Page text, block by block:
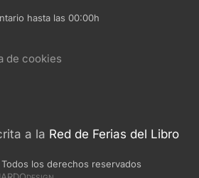
hasta las 00:00h
de cookies
a la Red de Ferias del Libro
Todos los derechos reservados